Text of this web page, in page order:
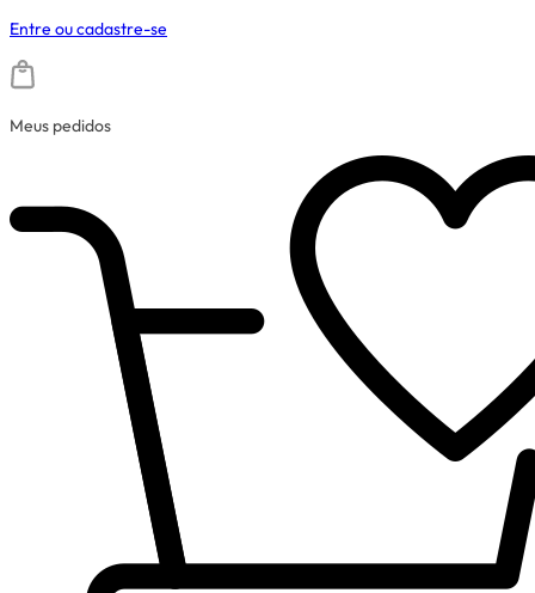
Entre oucadastre-se
Meus pedidos